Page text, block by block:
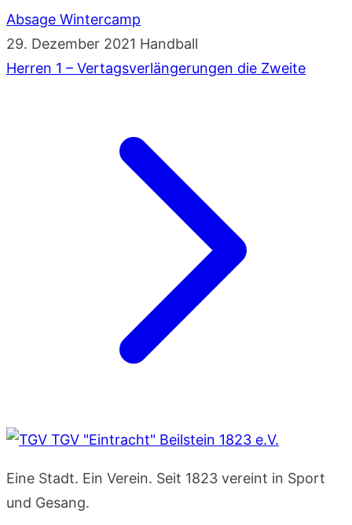
Absage Wintercamp
29. Dezember 2021 Handball
Herren 1 – Vertagsverlängerungen die Zweite
TGV "Eintracht" Beilstein 1823 e.V.
Eine Stadt. Ein Verein. Seit 1823 vereint in Sport
und Gesang.